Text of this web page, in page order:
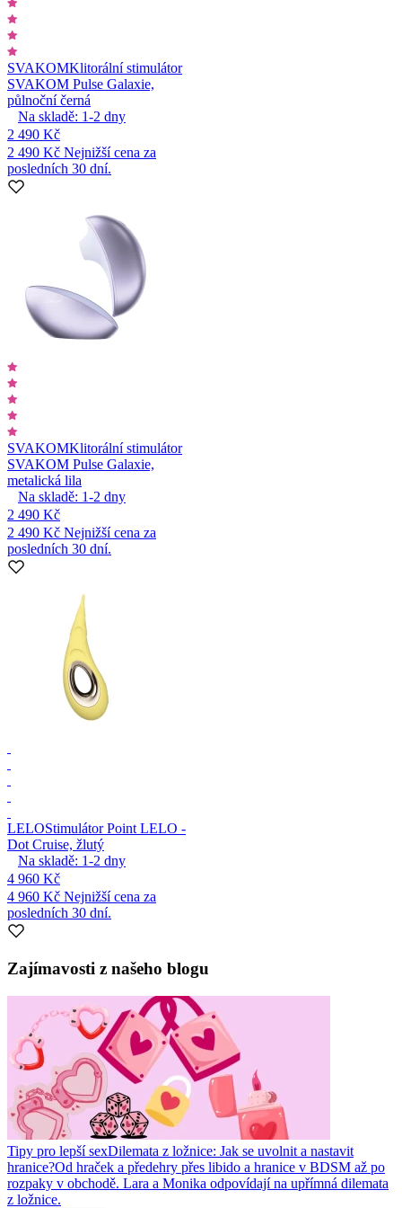
SVAKOMKlitorální stimulátor
SVAKOM Pulse Galaxie,
půlnoční černá
Na skladě: 1-2 dny
2 490 Kč
2 490 Kč Nejnižší cena za
posledních 30 dní.
SVAKOMKlitorální stimulátor
SVAKOM Pulse Galaxie,
metalická lila
Na skladě: 1-2 dny
2 490 Kč
2 490 Kč Nejnižší cena za
posledních 30 dní.
LELOStimulátor Point LELO -
Dot Cruise, žlutý
Na skladě: 1-2 dny
4 960 Kč
4 960 Kč Nejnižší cena za
posledních 30 dní.
Zajímavosti z našeho blogu
Tipy pro lepší sexDilemata z ložnice: Jak se uvolnit a nastavit
hranice?Od hraček a předehry přes libido a hranice v BDSM až po
rozpaky v obchodě. Lara a Monika odpovídají na upřímná dilemata
z ložnice.